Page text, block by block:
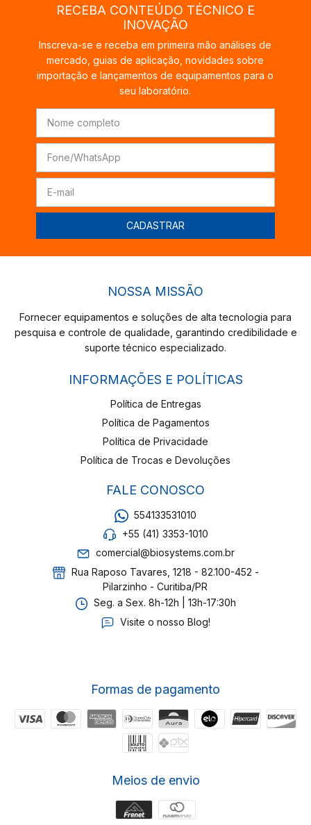
RECEBA CONTEÚDO TÉCNICO E
INOVAÇÃO
Inscreva-se e receba em primeira mão análises de
mercado, guias de aplicação, novidades sobre
importação e lançamentos de equipamentos para o
seu laboratório.
NOSSA MISSÃO
Fornecer equipamentos e soluções de alta tecnologia para
pesquisa e controle de qualidade, garantindo credibilidade e
suporte técnico especializado.
INFORMAÇÕES E POLÍTICAS
Política de Entregas
Política de Pagamentos
Política de Privacidade
Política de Trocas e Devoluções
FALE CONOSCO
554133531010
+55 (41) 3353-1010
comercial@biosystems.com.br
Rua Raposo Tavares, 1218 - 82.100-452 -
Pilarzinho - Curitiba/PR
Seg. a Sex. 8h-12h | 13h-17:30h
Visite o nosso Blog!
Formas de pagamento
Meios de envio